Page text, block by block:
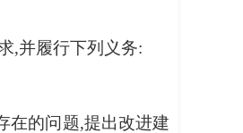
,并履行下列义务:
在的问题,提出改进建